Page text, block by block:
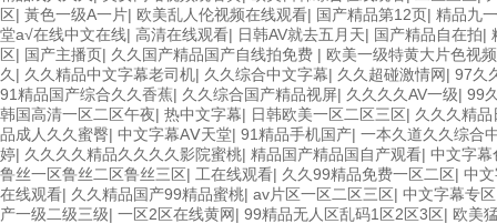
区| 黃色一级A一片| 欧美乱人伦视频在线观看| 国产精品第12页| 精品九
堂а√在线中文在线| 高清在线观看| 日韩AV就去五月天| 国产精品自在拍|
区| 国产主播页| 久久国产精品国产自线拍免费 | 欧美一级特黄大片色视频
久 | 久久精品中文字幕老司机| 久久综合中文字幕| 久久超碰激情网| 97久
91精品国产综合久久香蕉| 久久综合国产精品视屏| 久久久久AV一级| 99
韩国高清一区二区午夜| 热中文字幕| 日韩欧美一区二区三区| 久久久精
品成人久久蜜臀| 中文字幕AⅤ天堂| 91精品手机国产| 一本久道久久综合
婷| 久久久久精品久久久久影院蜜桃| 精品国产精品国自产观看| 中文字幕
鲁丝一区鲁丝二区鲁丝三区| 工在线观看| 久久99精品免费一区二区| 中
在线观看| 久久精品国产99精品蜜桃| av片区一区二区三区| 中文字幕专区
产一级二级三级| 一区2区在线黄网| 99精品无人区乱码1区2区3区| 欧美